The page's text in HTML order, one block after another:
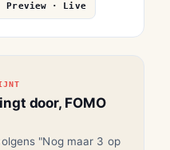
Preview · Live
door, FOMO
"Nog maar 3 op